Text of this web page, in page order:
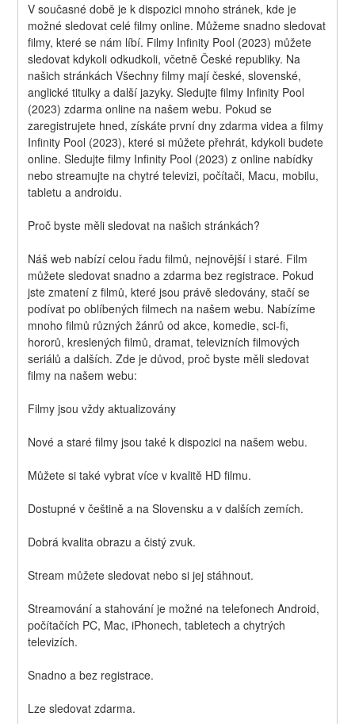
V současné době je k dispozici mnoho stránek, kde je
možné sledovat celé filmy online. Můžeme snadno sledovat
filmy, které se nám líbí. Filmy Infinity Pool (2023) můžete
sledovat kdykoli odkudkoli, včetně České republiky. Na
našich stránkách Všechny filmy mají české, slovenské,
anglické titulky a další jazyky. Sledujte filmy Infinity Pool
(2023) zdarma online na našem webu. Pokud se
zaregistrujete hned, získáte první dny zdarma videa a filmy
Infinity Pool (2023), které si můžete přehrát, kdykoli budete
online. Sledujte filmy Infinity Pool (2023) z online nabídky
nebo streamujte na chytré televizi, počítači, Macu, mobilu,
tabletu a androidu.
Proč byste měli sledovat na našich stránkách?
Náš web nabízí celou řadu filmů, nejnovější i staré. Film
můžete sledovat snadno a zdarma bez registrace. Pokud
jste zmatení z filmů, které jsou právě sledovány, stačí se
podívat po oblíbených filmech na našem webu. Nabízíme
mnoho filmů různých žánrů od akce, komedie, sci-fi,
hororů, kreslených filmů, dramat, televizních filmových
seriálů a dalších. Zde je důvod, proč byste měli sledovat
filmy na našem webu:
Filmy jsou vždy aktualizovány
Nové a staré filmy jsou také k dispozici na našem webu.
Můžete si také vybrat více v kvalitě HD filmu.
Dostupné v češtině a na Slovensku a v dalších zemích.
Dobrá kvalita obrazu a čistý zvuk.
Stream můžete sledovat nebo si jej stáhnout.
Streamování a stahování je možné na telefonech Android,
počítačích PC, Mac, iPhonech, tabletech a chytrých
televizích.
Snadno a bez registrace.
Lze sledovat zdarma.